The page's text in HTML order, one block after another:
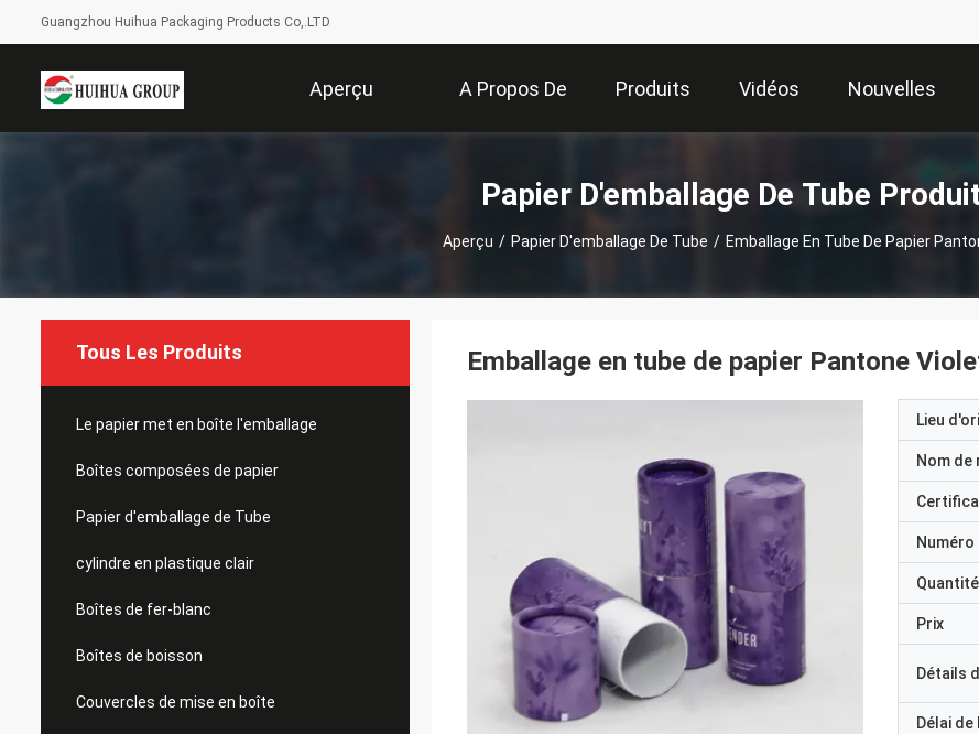
Guangzhou Huihua Packaging Products Co,.LTD
Aperçu A Propos De
Nous
Produits Vidéos Nouvelles
Papier D'emballage De Tube
Aperçu / Papier D'emballage De Tube / Emballage En Tube De Papier
Tous Les Produits
Le papier met en boîte l'emballage
Boîtes composées de papier
Papier d'emballage de Tube
cylindre en plastique clair
Boîtes de fer-blanc
Boîtes de boisson
Couvercles de mise en boîte
Emballage en tube de papier Pantone
Lieu
Nom de
Prix
Détails
Délai